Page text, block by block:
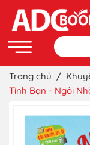
Trang chủ /
Tình Bạn - Ngôi